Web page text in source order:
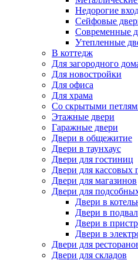
Недорогие
Сейфовые
Современные
Утепленные
В коттедж
Для загородного
Для новостройки
Для офиса
Для храма
Со скрытыми
Этажные двери
Гаражные двери
Двери в общежитие
Двери в таунхаус
Двери для гостиниц
Двери для кассовых
Двери для магазинов
Двери для
Двери в
Двери в подвал
Двери в
Двери в
Двери для
Двери для складов